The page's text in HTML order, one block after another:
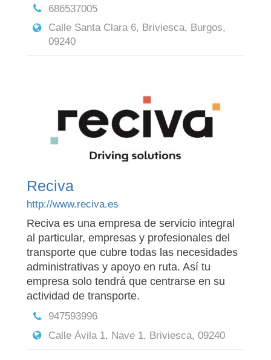
686537005
Calle Santa Clara 6, Briviesca, Burgos,
09240
Reciva
http://www.reciva.es
Reciva es una empresa de servicio integral
al particular, empresas y profesionales del
transporte que cubre todas las necesidades
administrativas y apoyo en ruta. Así tu
empresa solo tendrá que centrarse en su
actividad de transporte.
947593996
Calle Ávila 1, Nave 1, Briviesca, 09240